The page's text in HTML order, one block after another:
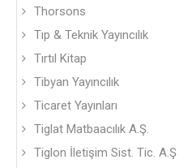
Thorsons
Tıp & Teknik Yayıncılık
Tırtıl Kitap
Tibyan Yayıncılık
Ticaret Yayınları
Tiglat Matbaacılık A.Ş.
Tiglon İletişim Sist. Tic. A.Ş